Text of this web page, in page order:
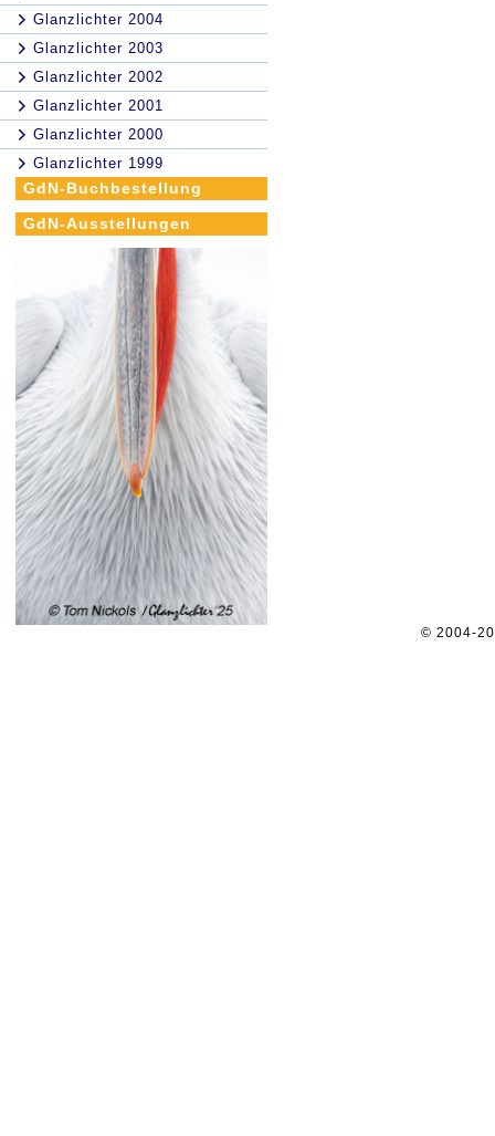
Glanzlichter 2004
Glanzlichter 2003
Glanzlichter 2002
Glanzlichter 2001
Glanzlichter 2000
Glanzlichter 1999
GdN-Buchbestellung
GdN-Ausstellungen
© 2004-